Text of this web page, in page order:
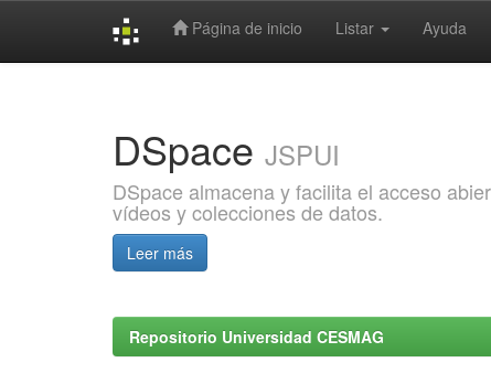
Página de inicio Listar Ayuda
DSpace JSPUI
DSpace almacena y facilita el acceso
vídeos y colecciones de datos.
Leer más
Repositorio Universidad CESMAG